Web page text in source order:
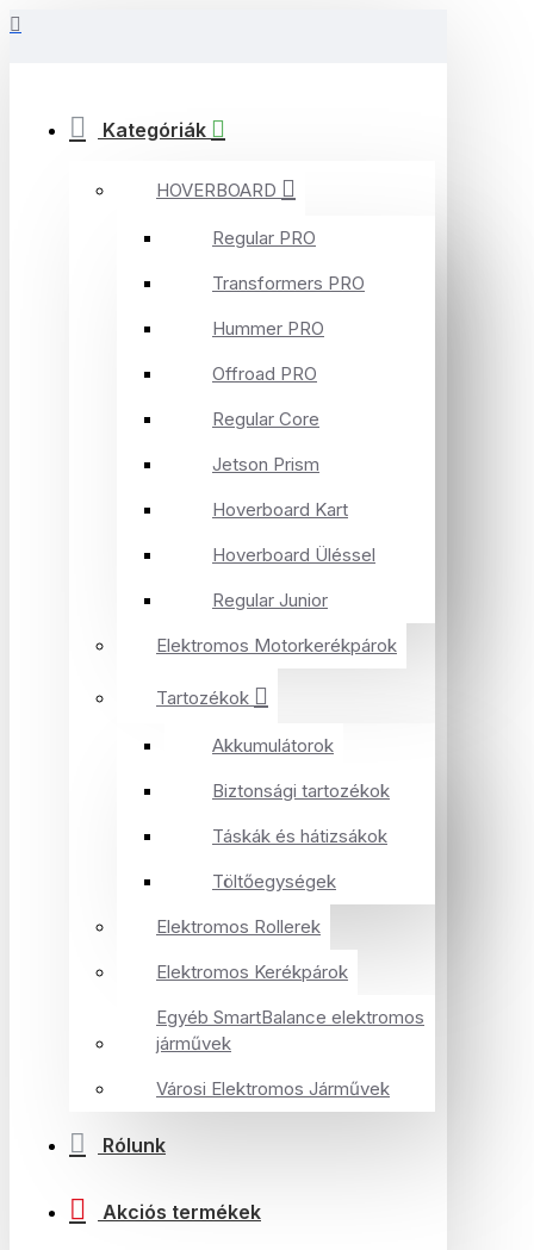
Kategóriák
HOVERBOARD
Regular PRO
Transformers PRO
Hummer PRO
Offroad PRO
Regular Core
Jetson Prism
Hoverboard Kart
Hoverboard Üléssel
Regular Junior
Elektromos Motorkerékpárok
Tartozékok
Akkumulátorok
Biztonsági tartozékok
Táskák és hátizsákok
Töltőegységek
Elektromos Rollerek
Elektromos Kerékpárok
Egyéb SmartBalance elektromos
járművek
Városi Elektromos Járművek
Rólunk
Akciós termékek